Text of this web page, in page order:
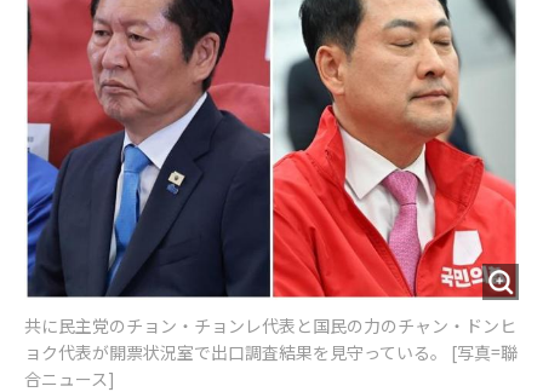
共に民主党のチョン・チョンレ代表と国民の力のチャン・ドンヒ
ョク代表が開票状況室で出口調査結果を見守っている。 [写真=聯
合ニュース]